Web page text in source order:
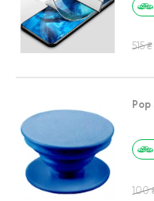
515 ₴
Pop
100